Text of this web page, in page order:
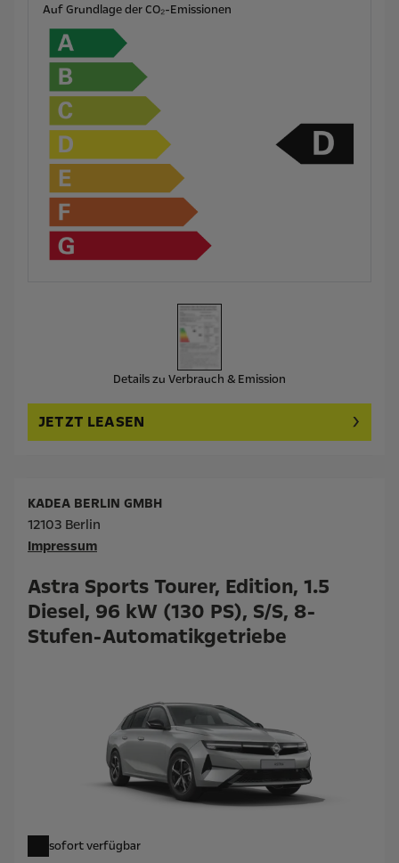
Auf Grundlage der CO₂-Emissionen
Details zu Verbrauch & Emission
JETZT LEASEN
Astra Sports Tourer, Edition, 1.5
Diesel, 96 kW (130 PS), S/S, 8-
Stufen-Automatikgetriebe
sofort verfügbar
KADEA BERLIN GMBH
12103 Berlin
Impressum